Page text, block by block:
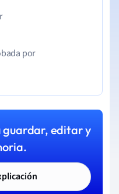
por
editar y